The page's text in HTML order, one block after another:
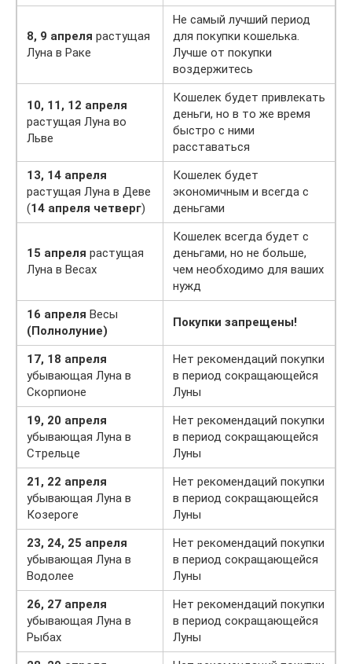
8, 9 апреля растущая
Луна в Раке
Не самый лучший период
для покупки кошелька.
Лучше от покупки
воздержитесь
10, 11, 12 апреля
растущая Луна во
Льве
Кошелек будет привлекать
деньги, но в то же время
быстро с ними
расставаться
13, 14 апреля
растущая Луна в Деве
(14 апреля четверг)
Кошелек будет
экономичным и всегда с
деньгами
15 апреля растущая
Луна в Весах
Кошелек всегда будет с
деньгами, но не больше,
чем необходимо для ваших
нужд
16 апреля Весы
(Полнолуние)
Покупки запрещены!
17, 18 апреля
убывающая Луна в
Скорпионе
Нет рекомендаций покупки
в период сокращающейся
Луны
19, 20 апреля
убывающая Луна в
Стрельце
Нет рекомендаций покупки
в период сокращающейся
Луны
21, 22 апреля
убывающая Луна в
Козероге
Нет рекомендаций покупки
в период сокращающейся
Луны
23, 24, 25 апреля
убывающая Луна в
Водолее
Нет рекомендаций покупки
в период сокращающейся
Луны
26, 27 апреля
убывающая Луна в
Рыбах
Нет рекомендаций покупки
в период сокращающейся
Луны